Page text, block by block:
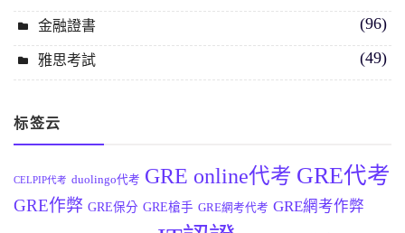
金融證書 (96)
雅思考試 (49)
标签云
CELPIP代考 duolingo代考 GRE online代考 GRE代考
GRE作弊 GRE保分 GRE槍手 GRE網考代考 GRE網考作弊